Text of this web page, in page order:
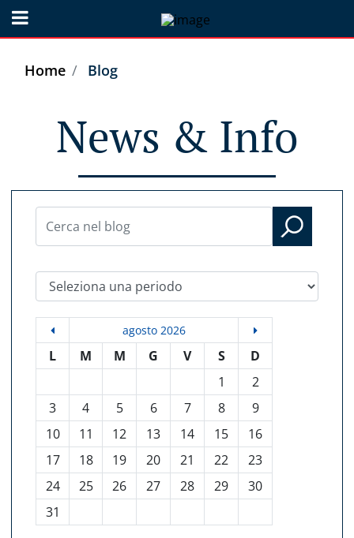
Open menu
Home Blog
News & Info
Seleziona una periodo
agosto 2026
L M M G V S
D
1
2
3
4 5 6 7 8
9
10
11 12 13 14 15
16
17
18 19 20 21 22
23
24
25 26 27 28 29
30
31